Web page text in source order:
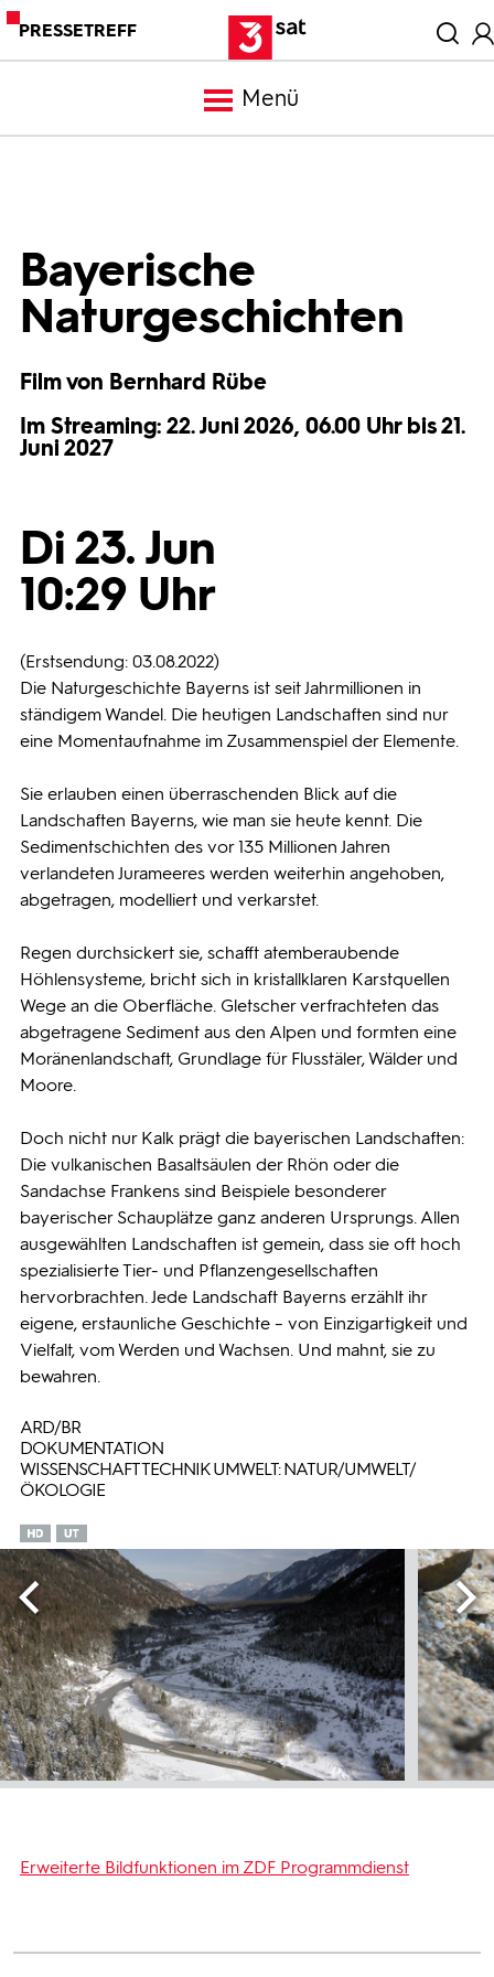
PRESSETREFF
Menü
Mediathek
Trailer
Programmwochen
Bayerische
Naturgeschichten
Film von Bernhard Rübe
Im Streaming: 22. Juni 2026, 06.00 Uhr bis 21.
Juni 2027
Di 23. Jun
10:29 Uhr
(Erstsendung: 03.08.2022)
Die Naturgeschichte Bayerns ist seit Jahrmillionen in
ständigem Wandel. Die heutigen Landschaften sind nur
eine Momentaufnahme im Zusammenspiel der Elemente.
Sie erlauben einen überraschenden Blick auf die
Landschaften Bayerns, wie man sie heute kennt. Die
Sedimentschichten des vor 135 Millionen Jahren
verlandeten Jurameeres werden weiterhin angehoben,
abgetragen, modelliert und verkarstet.
Regen durchsickert sie, schafft atemberaubende
Höhlensysteme, bricht sich in kristallklaren Karstquellen
Wege an die Oberfläche. Gletscher verfrachteten das
abgetragene Sediment aus den Alpen und formten eine
Moränenlandschaft, Grundlage für Flusstäler, Wälder und
Moore.
Doch nicht nur Kalk prägt die bayerischen Landschaften:
Die vulkanischen Basaltsäulen der Rhön oder die
Sandachse Frankens sind Beispiele besonderer
bayerischer Schauplätze ganz anderen Ursprungs. Allen
ausgewählten Landschaften ist gemein, dass sie oft hoch
spezialisierte Tier- und Pflanzengesellschaften
hervorbrachten. Jede Landschaft Bayerns erzählt ihr
eigene, erstaunliche Geschichte – von Einzigartigkeit und
Vielfalt, vom Werden und Wachsen. Und mahnt, sie zu
bewahren.
ARD/BR
DOKUMENTATION
WISSENSCHAFT TECHNIK UMWELT: NATUR/UMWELT/
ÖKOLOGIE
Erweiterte Bildfunktionen im ZDF Programmdienst